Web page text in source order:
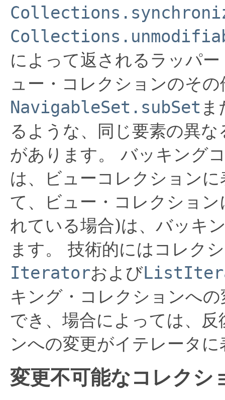
によって返されるラッパ
ュー・コレクションのそ
NavigableSet.subSet ま
るような、同じ要素の異
があります。
バッキング
は、ビューコレクション
て、ビュー・コレクショ
れている場合)は、バッキ
ます。
技術的にはコレク
Iteratorおよび
キング・コレクションへ
でき、場合によっては、
ンへの変更がイテレータ
変更不可能なコレクシ